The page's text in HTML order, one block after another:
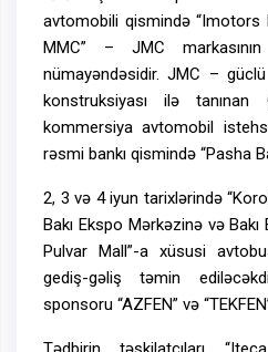
avtomobili qismində “Imotors
MMC” – JMC
nümayəndəsidir. JMC – güclü
konstruksiyası ilə
kommersiya avtomobil
rəsmi bankı qismində “Pasha
2, 3 və 4 iyun tarixlərində
Bakı Ekspo Mərkəzinə və
Pulvar Mall”-a xüsusi
gediş-gəliş təmin
sponsoru “AZFEN” və